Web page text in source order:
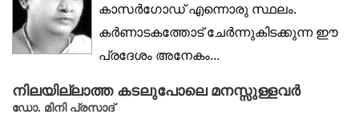
കാസർഗോഡ് എന്നൊരു സ്ഥലം.
കർണാടകത്തോട് ചേർന്നുകിടക്കുന്ന ഈ
പ്രദേശം അനേകം...
നിലയില്ലാത്ത കടലുപോലെ മനസ്സുള്ളവർ
ഡോ. മിനി പ്രസാദ്